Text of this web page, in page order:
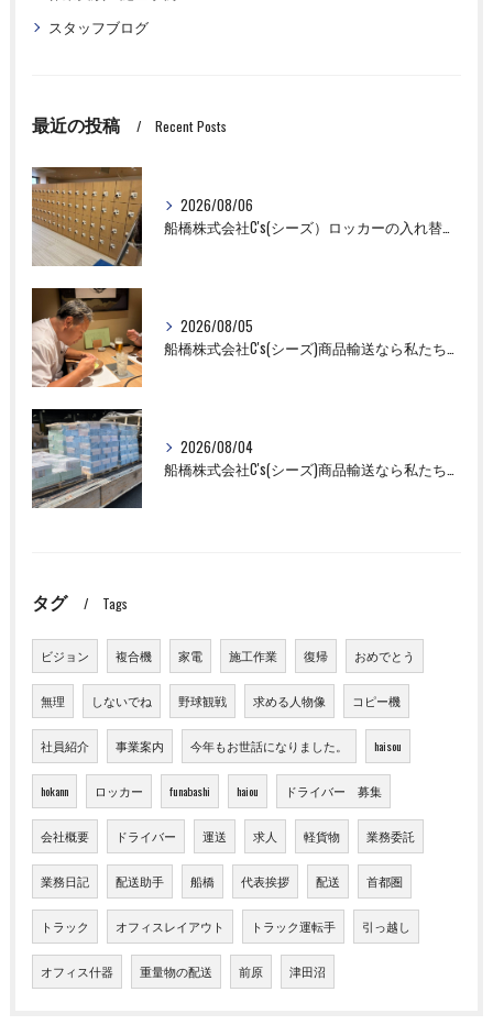
スタッフブログ
最近の投稿 Recent Posts
2026/08/06
船橋株式会社C's(シーズ）ロッカーの入れ替え作業も全国対応お任せ下さい！
2026/08/05
船橋株式会社C's(シーズ)商品輸送なら私たちにお任せください！お取引先様との交流を深めました！
2026/08/04
船橋株式会社C's(シーズ)商品輸送なら私たちにお任せください！
タグ Tags
ビジョン 複合機 家電 施工作業 復帰 おめでとう
無理 しないでね 野球観戦 求める人物像 コピー機
社員紹介 事業案内 今年もお世話になりました。 haisou
hokann ロッカー funabashi haiou ドライバー 募集
会社概要 ドライバー 運送 求人 軽貨物 業務委託
業務日記 配送助手 船橋 代表挨拶 配送 首都圏
トラック オフィスレイアウト トラック運転手 引っ越し
オフィス什器 重量物の配送 前原 津田沼